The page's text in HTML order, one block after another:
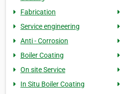
Fabrication
Service engineering
Anti - Corrosion
Boiler Coating
On site Service
In Situ Boiler Coating